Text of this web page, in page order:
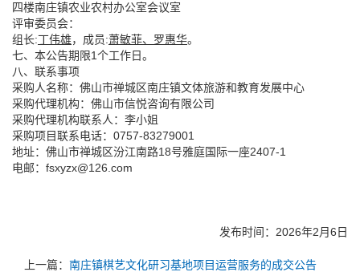
四楼南庄镇农业农村办公室会议室
评审委员会：
组长:丁伟雄，成员:萧敏菲、 罗惠华。
七、本公告期限1个工作日。
八、联系事项
采购人名称：佛山市禅城区南庄镇文体旅游和教育发展中心
采购代理机构：佛山市信悦咨询有限公司
采购代理机构联系人：李小姐
采购项目联系电话：0757-83279001
地址：佛山市禅城区汾江南路18号雅庭国际一座2407-1
电邮：fsxyzx@126.com
发布时间：2026年2月6日
上一篇： 南庄镇棋艺文化研习基地项目运营服务的成交公告